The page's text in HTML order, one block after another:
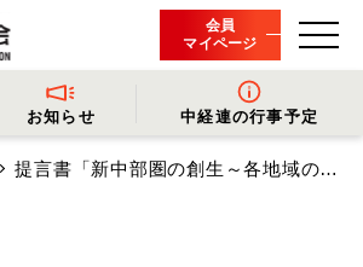
会員
マイページ
- 会長挨拶
お知らせ
- プレスリリース
中経連の行事予定
提言書「新中部圏の創生～各地域の…